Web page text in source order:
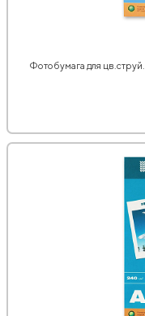
Фотобумага для